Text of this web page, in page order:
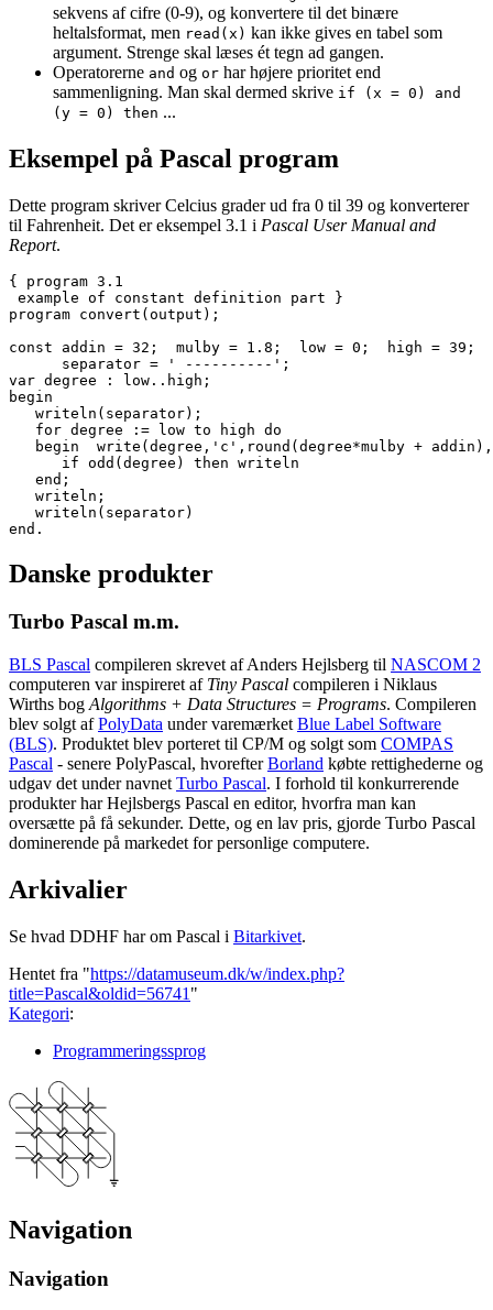
sekvens af cifre (0-9), og konvertere til det binære
heltalsformat, men read(x) kan ikke gives en tabel som
argument. Strenge skal læses ét tegn ad gangen.
Operatorerne and og or har højere prioritet end
sammenligning. Man skal dermed skrive if (x = 0) and
(y = 0) then ...
Eksempel på Pascal program
Dette program skriver Celcius grader ud fra 0 til 39 og konverterer
til Fahrenheit. Det er eksempel 3.1 i Pascal User Manual and
Report.
{ program 3.1
example of constant definition part }
program convert(output);
const addin = 32;  mulby = 1.8;  low = 0;  high = 39;
      separator = ' ----------';
var degree : low..high;
begin
   writeln(separator);
   for degree := low to high do
begin  write(degree,'c',round(degree*mulby +
      if odd(degree) then writeln
   end;
   writeln;
   writeln(separator)
end.
Danske produkter
Turbo Pascal m.m.
BLS Pascal compileren skrevet af Anders Hejlsberg til NASCOM 2
computeren var inspireret af Tiny Pascal compileren i Niklaus
Wirths bog Algorithms + Data Structures = Programs. Compileren
blev solgt afPolyData under varemærket Blue Label Software
(BLS). Produktet blev porteret til CP/M og solgt som COMPAS
Pascal - senere PolyPascal, hvorefterBorland købte rettighederne og
udgav det under navnet Turbo Pascal. I forhold til konkurrerende
produkter har Hejlsbergs Pascal en editor, hvorfra man kan
oversætte på få sekunder. Dette, og en lav pris, gjorde Turbo Pascal
dominerende på markedet for personlige computere.
Arkivalier
Se hvad DDHF har om Pascal i Bitarkivet.
Hentet fra "https://datamuseum.dk/w/index.php?
title=Pascal&oldid=56741 "
Kategori:
Programmeringssprog
Navigation
Navigation